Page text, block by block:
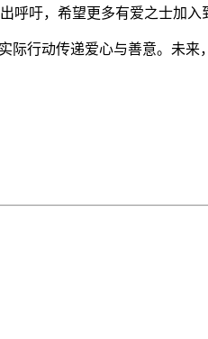
吁，希望更多有爱之士加入
际行动传递爱心与善意。未